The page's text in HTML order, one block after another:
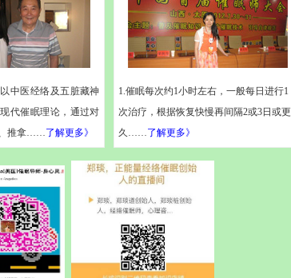
中医经络及五脏藏神
代催眠理论，通过对
、推拿……了解更多》
1.催眠每次约1小时左右，一般每日进行1
次治疗，根据恢复快慢再间隔2或3日或更
久……了解更多》